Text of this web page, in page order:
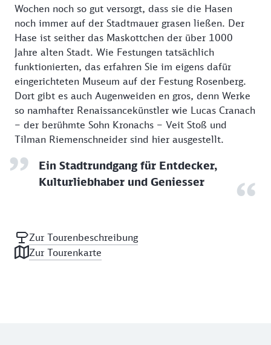
Wochen noch so gut versorgt, dass sie die Hasen
noch immer auf der Stadtmauer grasen ließen. Der
Hase ist seither das Maskottchen der über 1000
Jahre alten Stadt. Wie Festungen tatsächlich
funktionierten, das erfahren Sie im eigens dafür
eingerichteten Museum auf der Festung Rosenberg.
Dort gibt es auch Augenweiden en gros, denn Werke
so namhafter Renaissancekünstler wie Lucas Cranach
– der berühmte Sohn Kronachs – Veit Stoß und
Tilman Riemenschneider sind hier ausgestellt.
Ein Stadtrundgang für Entdecker,
Kulturliebhaber und Geniesser
Zur Tourenbeschreibung
Zur Tourenkarte